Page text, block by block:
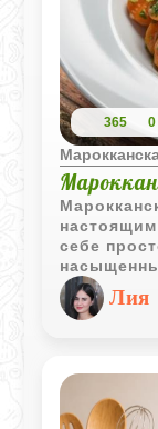
365 0
себе
зелень и
обычную
Лия